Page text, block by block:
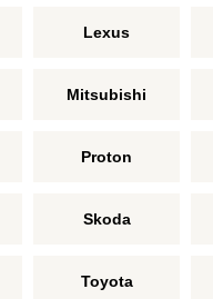
Lexus
Mitsubishi
Proton
Skoda
Toyota